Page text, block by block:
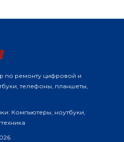
по ремонту цифровой и
телефоны, планшеты,
Компьютеры, ноутбуки,